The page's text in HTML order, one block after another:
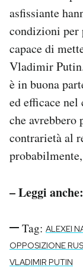
asfissiante
condizioni per
capace di
Vladimir
è in buona
ed efficace
che
contrarietà al
– Leggi anche:
Tag: ALEXEI
OPPOSIZIONE
VLADIMIR PUTIN